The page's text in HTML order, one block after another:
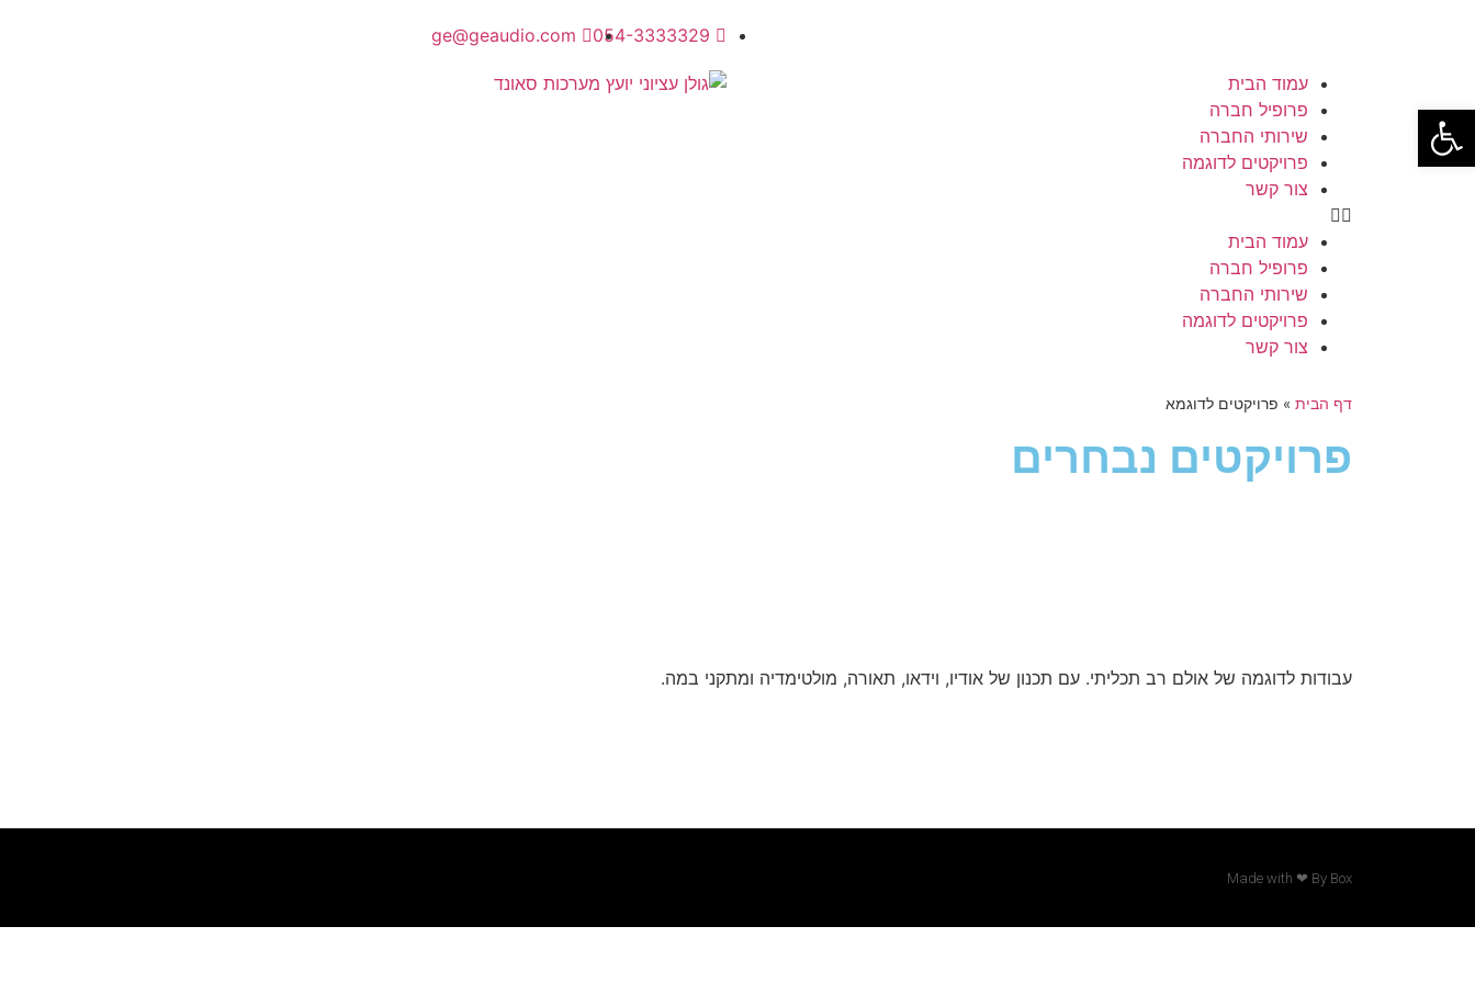
054-3333329
ge@geaudio.com
עמוד הבית
פרופיל חברה
שירותי החברה
פרויקטים לדוגמה
צור קשר
עמוד הבית
פרופיל חברה
שירותי החברה
פרויקטים לדוגמה
צור קשר
דף הבית » פרויקטים לדוגמא
פרויקטים נבחרים
עבודות לדוגמה של אולם רב תכליתי. עם תכנון של אודיו, וידאו, תאורה, מולטימדיה ומתקני במה.
Made with ❤ By Box
פתח סרגל נגישות